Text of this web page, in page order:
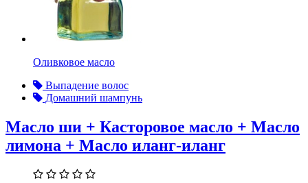
Оливковое масло
Выпадение волос
Домашний шампунь
Масло ши + Касторовое масло + Масло
лимона + Масло иланг-иланг